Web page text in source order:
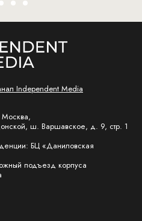
Independent Media
ш. Варшавское, д. 9, стр. 1
БЦ «Даниловская
подъезд корпуса